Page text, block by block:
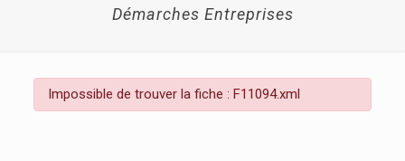
Démarches Entreprises
Impossible de trouver la fiche : F11094.xml